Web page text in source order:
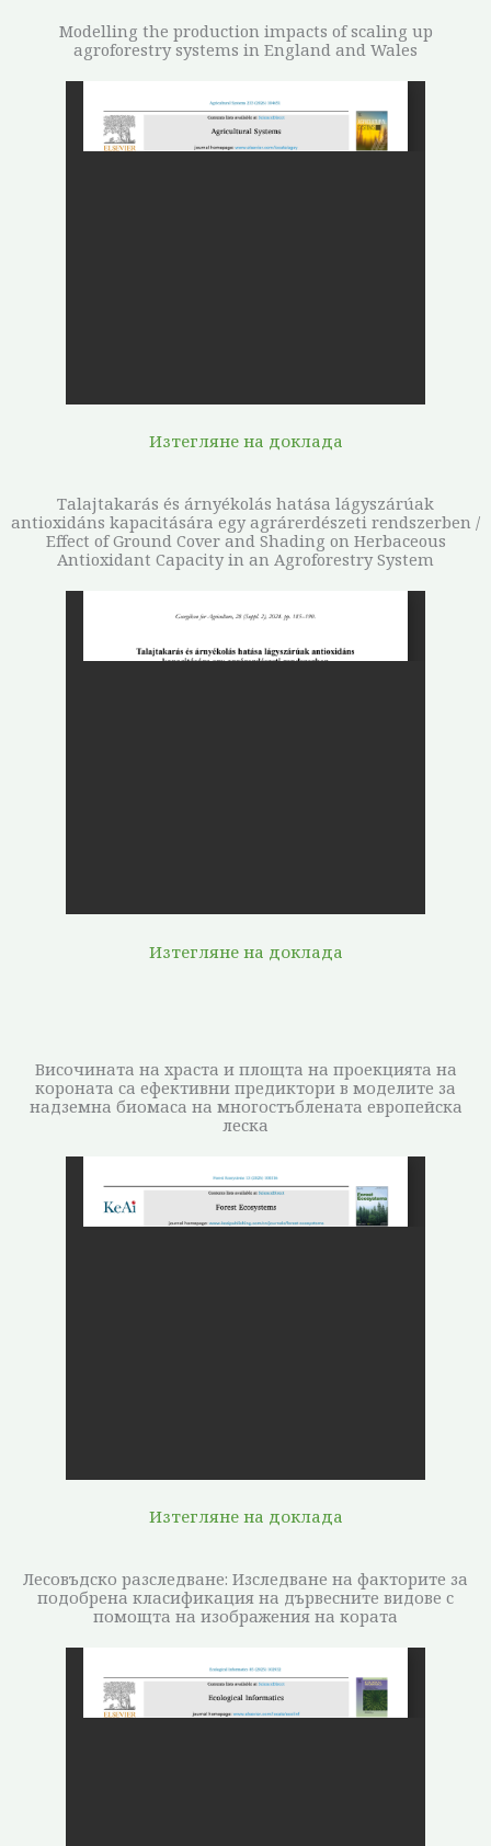
Modelling the production impacts of scaling up
agroforestry systems in England and Wales
Изтегляне на доклада
Talajtakarás és árnyékolás hatása lágyszárúak
antioxidáns kapacitására egy agrárerdészeti rendszerben /
Effect of Ground Cover and Shading on Herbaceous
Antioxidant Capacity in an Agroforestry System
Изтегляне на доклада
Височината на храста и площта на проекцията на
короната са ефективни предиктори в моделите за
надземна биомаса на многостъблената европейска
леска
Изтегляне на доклада
Лесовъдско разследване: Изследване на факторите за
подобрена класификация на дървесните видове с
помощта на изображения на кората